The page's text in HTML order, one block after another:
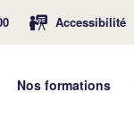
Accessibilité
Nos formations